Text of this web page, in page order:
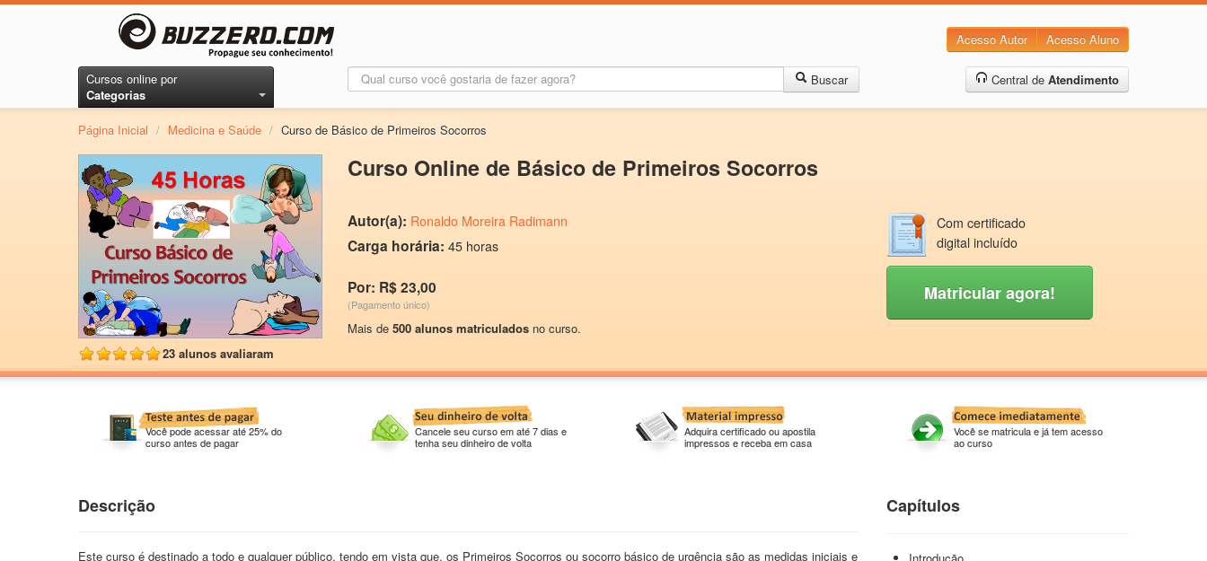
Acesso Autor Acesso Aluno
Cursos online por
Categorias
Buscar Central de Atendimento
Página Inicial / Medicina e Saúde / Curso de Básico de Primeiros Socorros
23 alunos avaliaram
Curso Online de Básico de Primeiros Socorros
Autor(a): Ronaldo Moreira Radimann
Carga horária: 45 horas
Por: R$ 23,00
(Pagamento único)
Mais de 500 alunos matriculados no curso.
Com certificado
digital incluído
Matricular agora!
Você pode acessar até 25% do
curso antes de pagar
Cancele seu curso em até 7 dias e
tenha seu dinheiro de volta
Adquira certificado ou apostila
impressos e receba em casa
Você se matricula e já tem acesso
ao curso
Descrição
Este curso é destinado a todo e qualquer público, tendo em vista que, os Primeiros Socorros ou socorro básico de urgência são as medidas iniciais e
Capítulos